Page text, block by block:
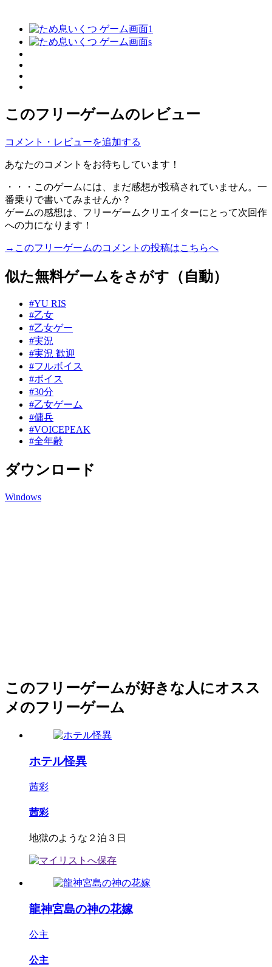
このフリーゲームのレビュー
コメント・レビューを追加する
あなたのコメントをお待ちしています！
・・・このゲームには、まだ感想が投稿されていません。一
番乗りで書いてみませんか？
ゲームの感想は、フリーゲームクリエイターにとって次回作
への力になります！
→このフリーゲームのコメントの投稿はこちらへ
似た無料ゲームをさがす（自動）
#YU RIS
#乙女
#乙女ゲー
#実況
#実況 歓迎
#フルボイス
#ボイス
#30分
#乙女ゲーム
#傭兵
#VOICEPEAK
#全年齢
ダウンロード
Windows
このフリーゲームが好きな人にオスス
メのフリーゲーム
ホテル怪異
茜彩
茜彩
地獄のような２泊３日
龍神宮島の神の花嫁
公主
公主